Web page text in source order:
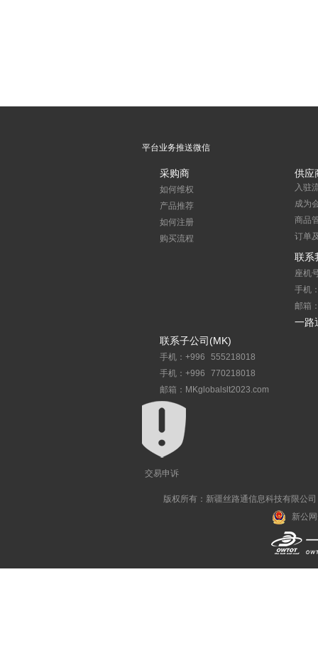
平台业务推送微信
采购商
如何维权
产品推荐
如何注册
购买流程
供应
入驻
成为
商品
订单
联系
座机
手机
邮箱
一路
联系子公司(MK)
手机：+996 555218018
手机：+996 770218018
邮箱：MKglobalslt2023.com
交易申诉
版权所有：新疆丝路通信息科技有限
新公